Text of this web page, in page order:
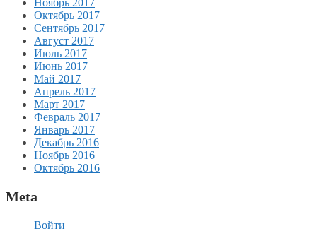
Ноябрь 2017
Октябрь 2017
Сентябрь 2017
Август 2017
Июль 2017
Июнь 2017
Май 2017
Апрель 2017
Март 2017
Февраль 2017
Январь 2017
Декабрь 2016
Ноябрь 2016
Октябрь 2016
Meta
Войти